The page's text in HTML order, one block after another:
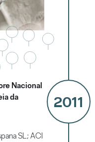
2011
Nacional
da
SL; ACI